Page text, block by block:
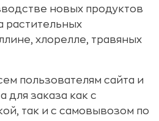
новых продуктов
растительных
хлорелле, травяных
пользователям сайта и
для заказа как с
так и с самовывозом по